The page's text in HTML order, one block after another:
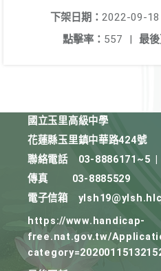
下架日期： 2022-09-18
最後
點擊率： 557 |
國立玉里高級中學
花蓮縣玉里鎮中華路424號
聯絡電話
03-8886171~5
傳真
03-8885529
電子信箱
https://www.handicap-
free.nat.gov.tw/